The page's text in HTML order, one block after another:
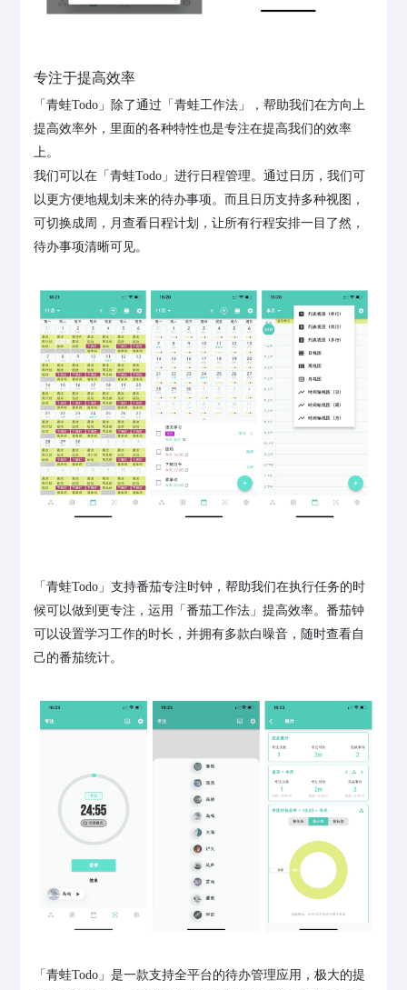
专注于提高效率
「青蛙Todo」除了通过「青蛙工作法」，帮助我们在方向上
提高效率外，里面的各种特性也是专注在提高我们的效率
上。
我们可以在「青蛙Todo」进行日程管理。通过日历，我们可
以更方便地规划未来的待办事项。而且日历支持多种视图，
可切换成周，月查看日程计划，让所有行程安排一目了然，
待办事项清晰可见。
「青蛙Todo」支持番茄专注时钟，帮助我们在执行任务的时
候可以做到更专注，运用「番茄工作法」提高效率。番茄钟
可以设置学习工作的时长，并拥有多款白噪音，随时查看自
己的番茄统计。
「青蛙Todo」是一款支持全平台的待办管理应用，极大的提